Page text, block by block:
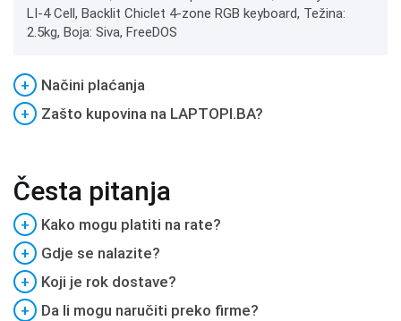
LI-4 Cell, Backlit Chiclet 4-zone RGB keyboard, Težina:
2.5kg, Boja: Siva, FreeDOS
+
Načini plaćanja
+
Zašto kupovina na LAPTOPI.BA?
Česta pitanja
+
Kako mogu platiti na rate?
+
Gdje se nalazite?
+
Koji je rok dostave?
+
Da li mogu naručiti preko firme?